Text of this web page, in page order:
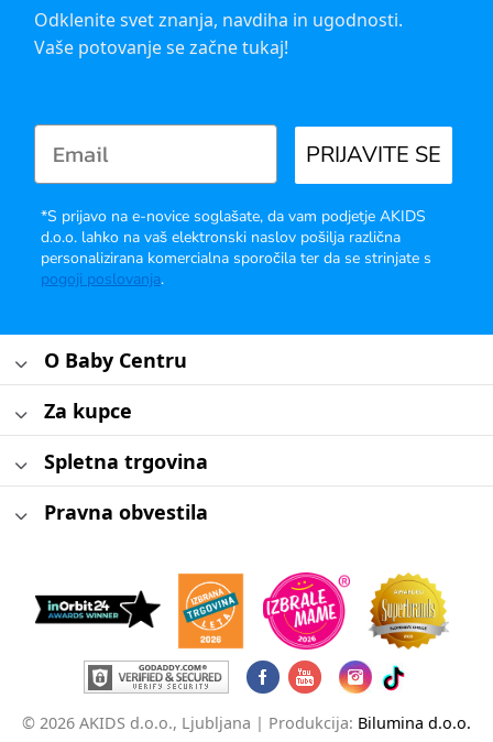
Odklenite svet znanja, navdiha in ugodnosti.
Vaše potovanje se začne tukaj!
PRIJAVITE SE
*S prijavo na e-novice soglašate, da vam podjetje AKIDS
d.o.o. lahko na vaš elektronski naslov pošilja različna
personalizirana komercialna sporočila ter da se strinjate s
pogoji poslovanja.
O Baby Centru
Za kupce
Spletna trgovina
Pravna obvestila
© 2026 AKIDS d.o.o., Ljubljana | Produkcija: Bilumina d.o.o.